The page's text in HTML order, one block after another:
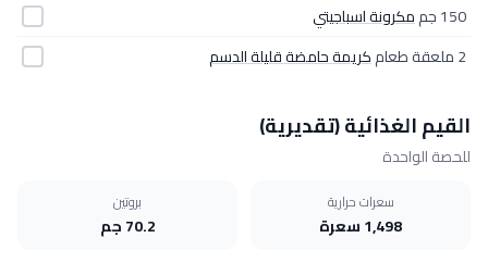
150 جم
مكرونة اسباجيتي
2 ملعقة طعام
كريمة حامضة قليلة الدسم
القيم الغذائية (تقديرية)
للحصة الواحدة
سعرات حرارية
1,498 سعرة
بروتين
70.2 جم